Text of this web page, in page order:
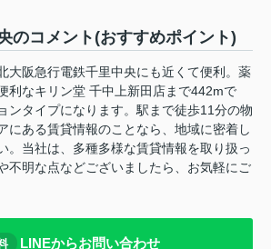
のコメント(おすすめポイント)
大阪急行電鉄千里中央にも近くて便利。薬
利なキリン堂 千中上新田店まで442mで
ンタイプになります。駅まで徒歩11分の物
にある賃貸情報のことなら、地域に密着し
。当社は、多種多様な賃貸情報を取り扱っ
不明な点などございましたら、お気軽にご
LINEからお問い合わせ